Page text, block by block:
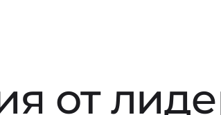
от